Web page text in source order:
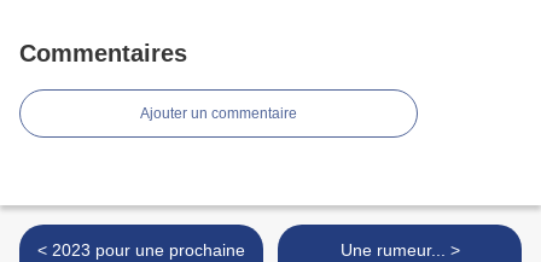
Commentaires
Ajouter un commentaire
< 2023 pour une prochaine
Une rumeur... >